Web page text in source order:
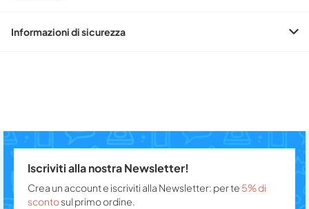
Informazioni di sicurezza
Iscriviti alla nostra Newsletter!
Crea un account e iscriviti alla Newsletter: per te 5% di
scontosul primo ordine.